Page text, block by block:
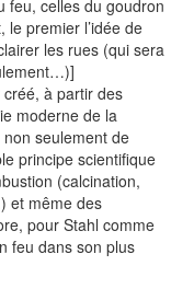
feu, celles du goudron
premier l’idée de
les rues (qui sera
créé, à partir des
moderne de la
seulement de
principe scientifique
(calcination,
et même des
pour Stahl comme
feu dans son plus